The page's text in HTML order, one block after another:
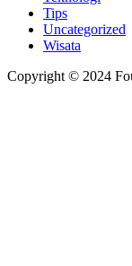
Tips
Uncategorized
Wisata
Copyright © 2024